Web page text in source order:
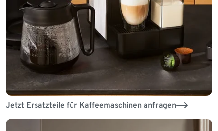
Jetzt Ersatzteile für Kaffeemaschinen anfragen